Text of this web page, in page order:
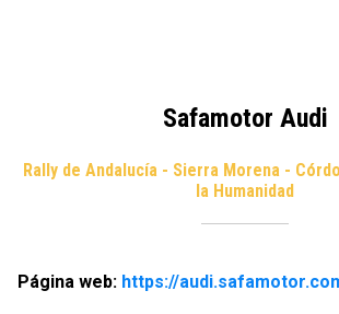
Safamotor Audi
Rally de Andalucía - Sierra Morena -
la Humanidad
Página web: https://